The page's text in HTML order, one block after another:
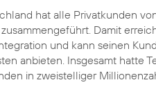
hat alle Privatkunden
Damit
und kann seinen
anbieten. Insgesamt hatte
in zweistelliger